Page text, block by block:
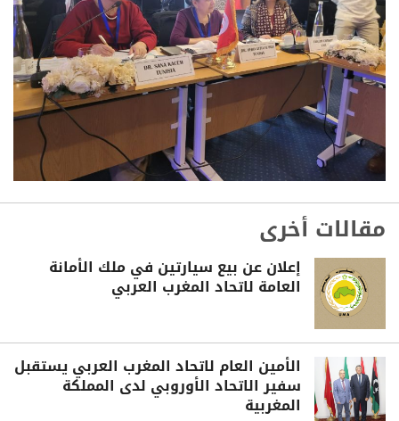
مقالات أخرى
إعلان عن بيع سيارتين في ملك الأمانة
العامة لاتحاد المغرب العربي
الأمين العام لاتحاد المغرب العربي يستقبل
سفير الاتحاد الأوروبي لدى المملكة
المغربية